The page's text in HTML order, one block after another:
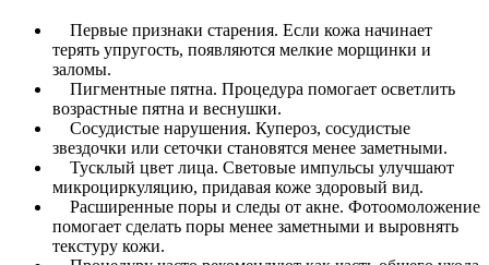
Первые признаки старения. Если кожа начинает
терять упругость, появляются мелкие морщинки и
заломы.
Пигментные пятна. Процедура помогает осветлить
возрастные пятна и веснушки.
Сосудистые нарушения. Купероз, сосудистые
звездочки или сеточки становятся менее заметными.
Тусклый цвет лица. Световые импульсы улучшают
микроциркуляцию, придавая коже здоровый вид.
Расширенные поры и следы от акне. Фотоомоложение
помогает сделать поры менее заметными и выровнять
текстуру кожи.